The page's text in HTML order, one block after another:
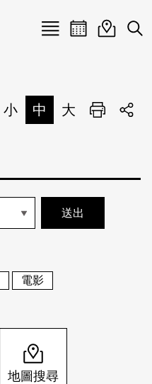
Menu
English
登入/註冊
活動日曆活動地圖
展
小 中 大 列印
電影
地圖搜尋